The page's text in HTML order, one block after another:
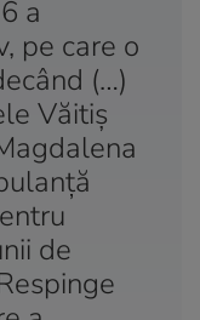
a
pe care o
(…)
Văitiş
de